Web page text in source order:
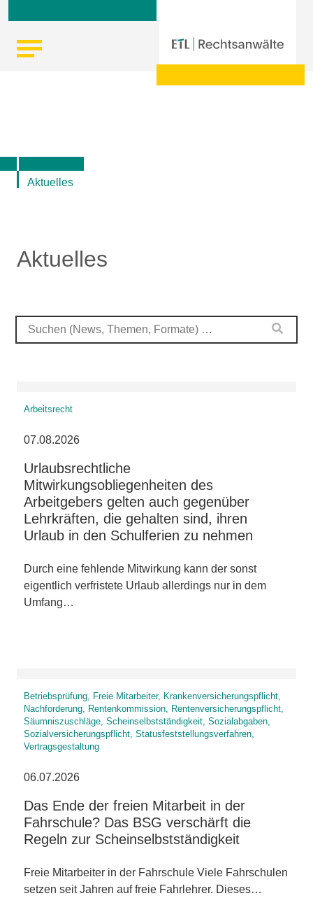
Skip
content
Aktuelles
Aktuelles
Arbeitsrecht
07.08.2026
Urlaubsrechtliche
Mitwirkungsobliegenheiten des
Arbeitgebers gelten auch gegenüber
Lehrkräften, die gehalten sind, ihren
Urlaub in den Schulferien zu nehmen
Durch eine fehlende Mitwirkung kann der sonst
eigentlich verfristete Urlaub allerdings nur in dem
Umfang…
Betriebsprüfung, Freie Mitarbeiter, Krankenversicherungspflicht,
Nachforderung, Rentenkommission, Rentenversicherungspflicht,
Säumniszuschläge, Scheinselbstständigkeit, Sozialabgaben,
Sozialversicherungspflicht, Statusfeststellungsverfahren,
Vertragsgestaltung
06.07.2026
Das Ende der freien Mitarbeit in der
Fahrschule? Das BSG verschärft die
Regeln zur Scheinselbstständigkeit
Freie Mitarbeiter in der Fahrschule Viele Fahrschulen
setzen seit Jahren auf freie Fahrlehrer. Dieses…